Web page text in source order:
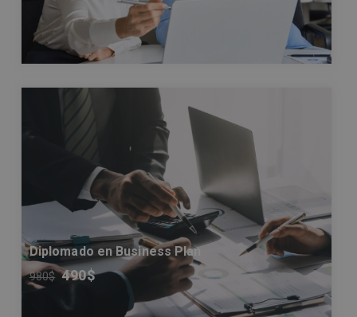
Diplomado en Business Plan
980$ 490$